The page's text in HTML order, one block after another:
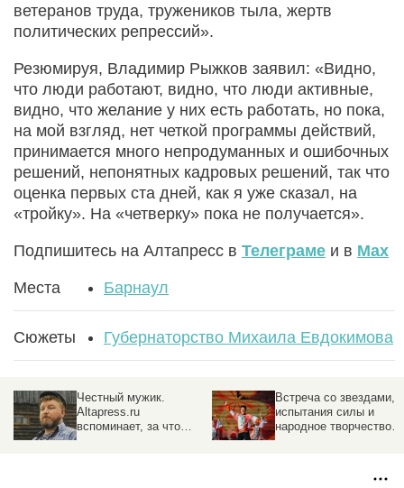
ветеранов труда, тружеников тыла, жертв
политических репрессий».
Резюмируя, Владимир Рыжков заявил: «Видно,
что люди работают, видно, что люди активные,
видно, что желание у них есть работать, но пока,
на мой взгляд, нет четкой программы действий,
принимается много непродуманных и ошибочных
решений, непонятных кадровых решений, так что
оценка первых ста дней, как я уже сказал, на
«тройку». На «четверку» пока не получается».
Подпишитесь на Алтапресс в Телеграме и в Max
Места Барнаул
Сюжеты Губернаторство Михаила Евдокимова
Честный мужик.
Altapress.ru
вспоминает, за что
Встреча со звездами,
испытания силы и
народное творчество.